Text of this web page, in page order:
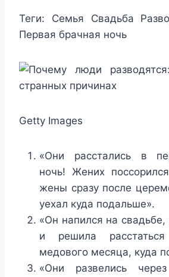
Теги: Семья Свадьба
Первая брачная ночь
Getty Images
«Они расстались в
ночь! Жених
жены сразу после
уехал куда подальше».
«Он напился на
и решила
медового месяца, куда
«Они развелись